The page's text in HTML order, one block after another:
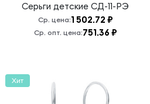
Серьги детские СД-11-РЭ
Ср. цена:1 502.72 ₽
Ср. опт. цена:751.36 ₽
Хит